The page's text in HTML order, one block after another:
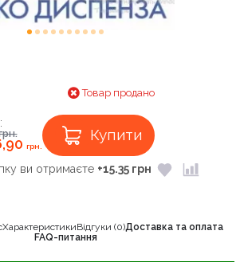
Товар продано
грн.
Купити
ви отримаєте +15.35 грн
ХарактеристикиВідгуки (0)Доставка та оплата
FAQ-питання